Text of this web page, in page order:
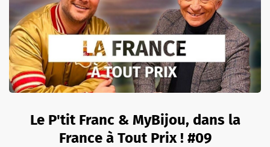
Le P'tit Franc & MyBijou, dans la
France à Tout Prix ! #09